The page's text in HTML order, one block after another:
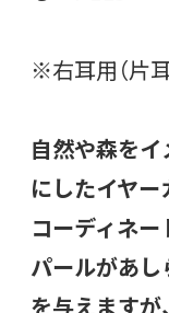
※右耳用（片
自然や森を
にしたイヤー
コーディネー
パールがあし
を与えますが